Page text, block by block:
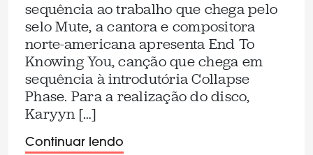
sequência ao trabalho que chega pelo
selo Mute, a cantora e compositora
norte-americana apresenta End To
Knowing You, canção que chega em
sequência à introdutória Collapse
Phase. Para a realização do disco,
Karyyn […]
Continuar lendo